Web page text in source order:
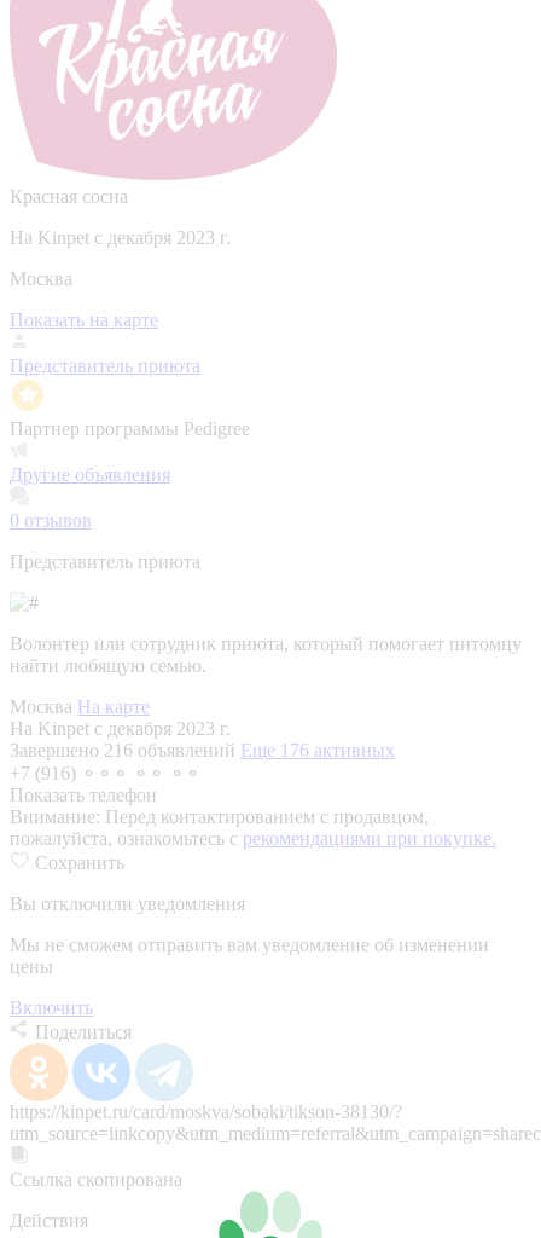
Красная сосна
На Kinpet c декабря 2023 г.
Москва
Показать на карте
Представитель приюта
Партнер программы Pedigree
Другие объявления
0 отзывов
Представитель приюта
Волонтер или сотрудник приюта, который помогает питомцу
найти любящую семью.
Москва На карте
На Kinpet c декабря 2023 г.
Завершено 216 объявлений Еще 176 активных
+7 (916) ⚬⚬⚬ ⚬⚬ ⚬⚬
Показать телефон
Внимание: Перед контактированием с продавцом,
пожалуйста, ознакомьтесь с рекомендациями при покупке.
Сохранить
Вы отключили уведомления
Мы не сможем отправить вам уведомление об изменении
цены
Включить
Поделиться
https://kinpet.ru/card/moskva/sobaki/tikson-38130/?
Ссылка скопирована
Действия